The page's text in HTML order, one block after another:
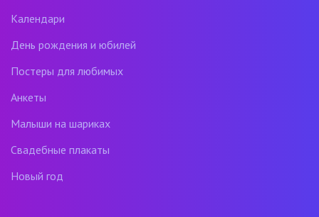
Календари
День рождения и юбилей
Постеры для любимых
Анкеты
Малыши на шариках
Свадебные плакаты
Новый год